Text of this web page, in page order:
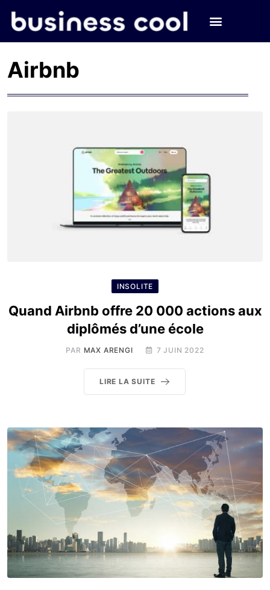
Airbnb
INSOLITE
Quand Airbnb offre 20 000 actions aux
diplômés d’une école
PAR MAX ARENGI 7 JUIN 2022
LIRE LA SUITE